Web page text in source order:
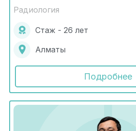
Радиология
Стаж - 26 лет
Алматы
Подробнее